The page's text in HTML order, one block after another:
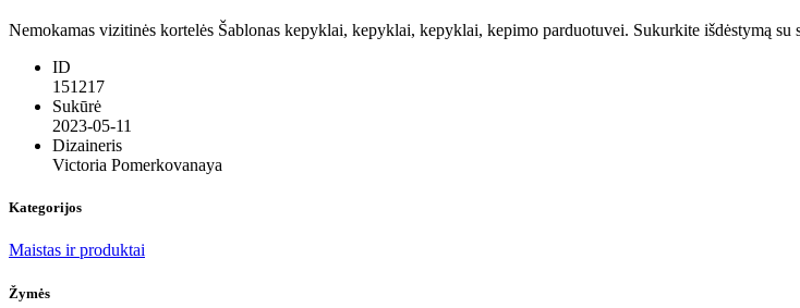
Nemokamas vizitinės kortelės Šablonas kepyklai, kepyklai, kepyklai, kepimo parduotuvei. Sukurkite išdėstymą su
ID
151217
Sukūrė
2023-05-11
Dizaineris
Victoria Pomerkovanaya
Kategorijos
Maistas ir produktai
Žymės